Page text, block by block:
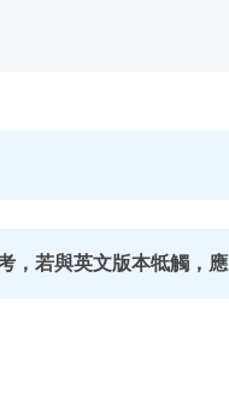
若與英文版本牴觸，應